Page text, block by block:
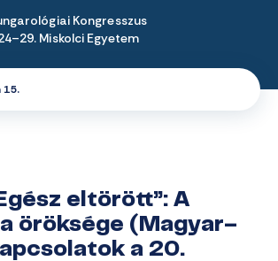
Kongresszus
Miskolci Egyetem
15.
eltörött”: A
öröksége (Magyar–
a 20.